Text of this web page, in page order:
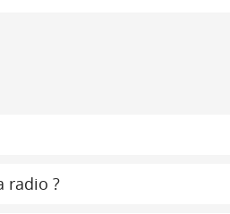
radio ?